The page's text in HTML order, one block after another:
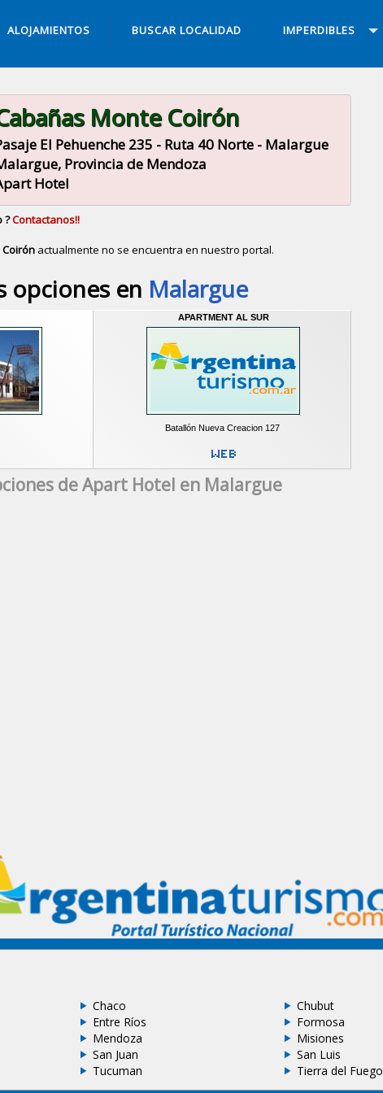
ALOJAMIENTOS BUSCAR LOCALIDAD IMPERDIBLES
Monte Coirón
El Pehuenche 235 - Ruta 40 Norte - Malargue
Provincia de Mendoza
Hotel
?Contactanos!!
actualmente no se encuentra en nuestro portal.
opciones en Malargue
APARTMENT AL SUR
Batallón Nueva Creacion 127
de Apart Hotel en Malargue
Chaco Chubut
Entre Ríos Formosa
Mendoza Misiones
San Juan San Luis
Tucuman Tierra del Fuego